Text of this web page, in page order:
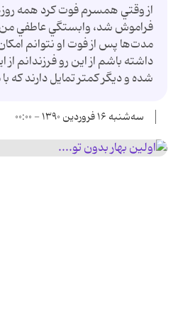
از وقتي همسرم فوت كرد همه
فراموش شد، وابستگي عاطفي
مدت‌ها پس از فوت او نتوانم
داشته باشم از اين رو فرزندانم
شده و ديگر كمتر تمايل دارند كه
سه‌شنبه ۱۶ فروردین ۱۳۹۰ - ۰۰:۰۰